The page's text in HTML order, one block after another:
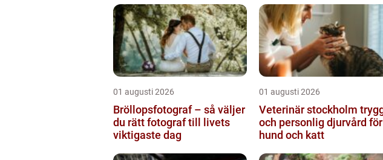
01 augusti 2026
Bröllopsfotograf – så väljer
du rätt fotograf till livets
viktigaste dag
01 augusti 2026
Veterinär stockholm trygg
och personlig djurvård för
hund och katt